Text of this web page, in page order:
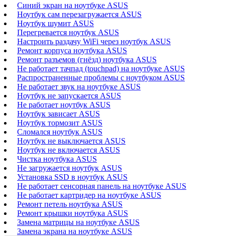
Синий экран на ноутбуке ASUS
Ноутбук сам перезагружается ASUS
Ноутбук шумит ASUS
Перегревается ноутбук ASUS
Настроить раздачу WiFi через ноутбук ASUS
Ремонт корпуса ноутбука ASUS
Ремонт разъемов (гнёзд) ноутбука ASUS
Не работает тачпад (touchpad) на ноутбуке ASUS
Распространенные проблемы с ноутбуком ASUS
Не работает звук на ноутбуке ASUS
Ноутбук не запускается ASUS
Не работает ноутбук ASUS
Ноутбук зависает ASUS
Ноутбук тормозит ASUS
Сломался ноутбук ASUS
Ноутбук не выключается ASUS
Ноутбук не включается ASUS
Чистка ноутбука ASUS
Не загружается ноутбук ASUS
Установка SSD в ноутбук ASUS
Не работает сенсорная панель на ноутбуке ASUS
Не работает картридер на ноутбуке ASUS
Ремонт петель ноутбука ASUS
Ремонт крышки ноутбука ASUS
Замена матрицы на ноутбуке ASUS
Замена экрана на ноутбуке ASUS